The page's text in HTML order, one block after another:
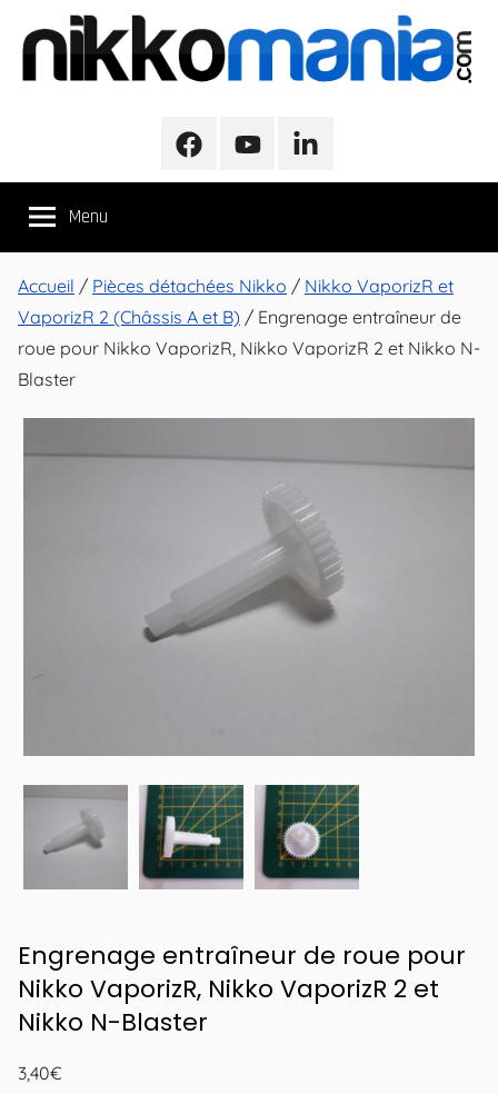
contenu
NikkoMania
Véhicules
Nikko
Evo
Pro-
Line
FacebookYoutubeLinkedIn
Menu
Accueil / Pièces détachées Nikko / Nikko VaporizR et
VaporizR 2 (Châssis A et B) / Engrenage entraîneur de
roue pour Nikko VaporizR, Nikko VaporizR 2 et Nikko N-
Blaster
Engrenage entraîneur de roue pour
Nikko VaporizR, Nikko VaporizR 2 et
Nikko N-Blaster
3,40€